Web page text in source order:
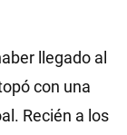
llegado al
con una
Recién a los